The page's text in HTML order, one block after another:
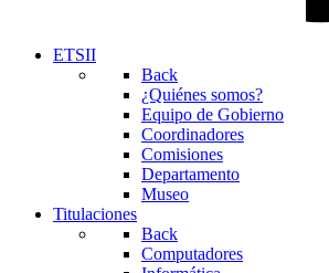
ETSII
Back
¿Quiénes somos?
Equipo de Gobierno
Coordinadores
Comisiones
Departamento
Museo
Titulaciones
Back
Computadores